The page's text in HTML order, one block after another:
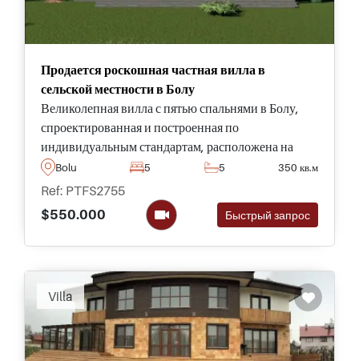
Продается роскошная частная вилла в
сельской местности в Болу
Великолепная вилла с пятью спальнями в Болу,
спроектированная и построенная по
индивидуальным стандартам, расположена на
огромном участке площадью 8,000 м2 и
обеспечивает полную конфиденциальность для
тех, кто хочет сбежать от городской суеты в одни
из самых красивых мест во всей Турции.
Bolu 5 5 350 кв.м
Ref: PTFS2755
$550.000
Быстрый запрос
Villa